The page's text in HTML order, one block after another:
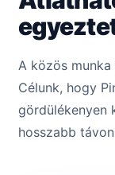
A közös
Célunk, hogy
gördülékenyen
hosszabb